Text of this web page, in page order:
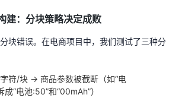
建：分块策略决定成败
块错误。在电商项目中，我们测试了三种分
符/块 → 商品参数被截断（如“电
“电池:50”和“00mAh”）